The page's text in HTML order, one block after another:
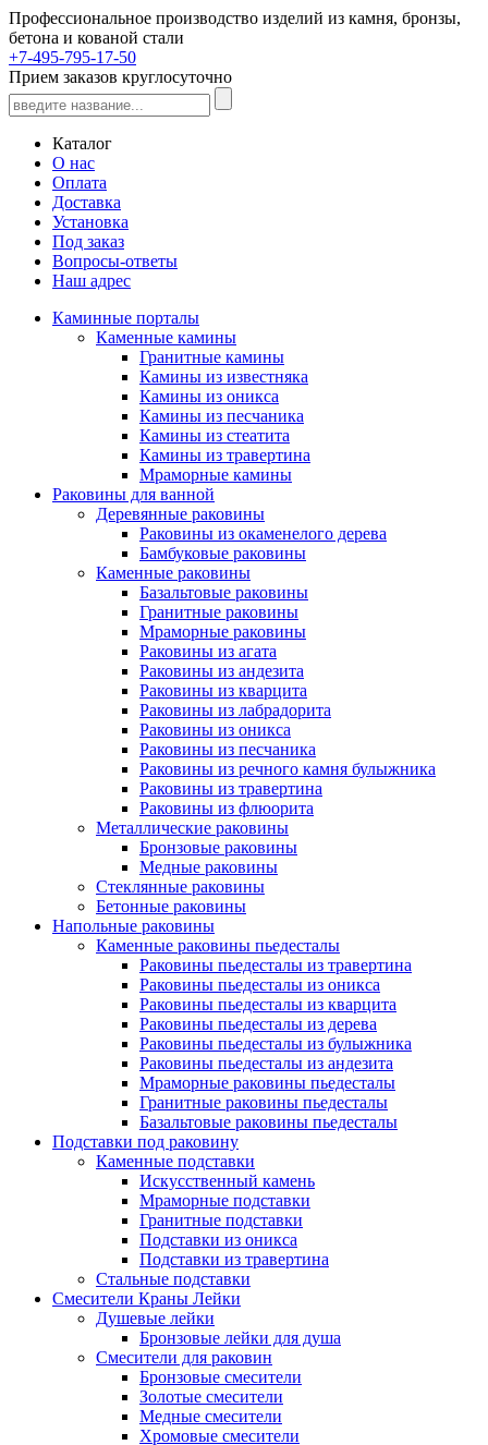
Профессиональное производство изделий из камня, бронзы,
бетона и кованой стали
+7-495-795-17-50
Прием заказов круглосуточно
Каталог
О нас
Оплата
Доставка
Установка
Под заказ
Вопросы-ответы
Наш адрес
Каминные порталы
Каменные камины
Гранитные камины
Камины из известняка
Камины из оникса
Камины из песчаника
Камины из стеатита
Камины из травертина
Мраморные камины
Раковины для ванной
Деревянные раковины
Раковины из окаменелого дерева
Бамбуковые раковины
Каменные раковины
Базальтовые раковины
Гранитные раковины
Мраморные раковины
Раковины из агата
Раковины из андезита
Раковины из кварцита
Раковины из лабрадорита
Раковины из оникса
Раковины из песчаника
Раковины из речного камня булыжника
Раковины из травертина
Раковины из флюорита
Металлические раковины
Бронзовые раковины
Медные раковины
Стеклянные раковины
Бетонные раковины
Напольные раковины
Каменные раковины пьедесталы
Раковины пьедесталы из травертина
Раковины пьедесталы из оникса
Раковины пьедесталы из кварцита
Раковины пьедесталы из дерева
Раковины пьедесталы из булыжника
Раковины пьедесталы из андезита
Мраморные раковины пьедесталы
Гранитные раковины пьедесталы
Базальтовые раковины пьедесталы
Подставки под раковину
Каменные подставки
Искусственный камень
Мраморные подставки
Гранитные подставки
Подставки из оникса
Подставки из травертина
Стальные подставки
Смесители Краны Лейки
Душевые лейки
Бронзовые лейки для душа
Смесители для раковин
Бронзовые смесители
Золотые смесители
Медные смесители
Хромовые смесители